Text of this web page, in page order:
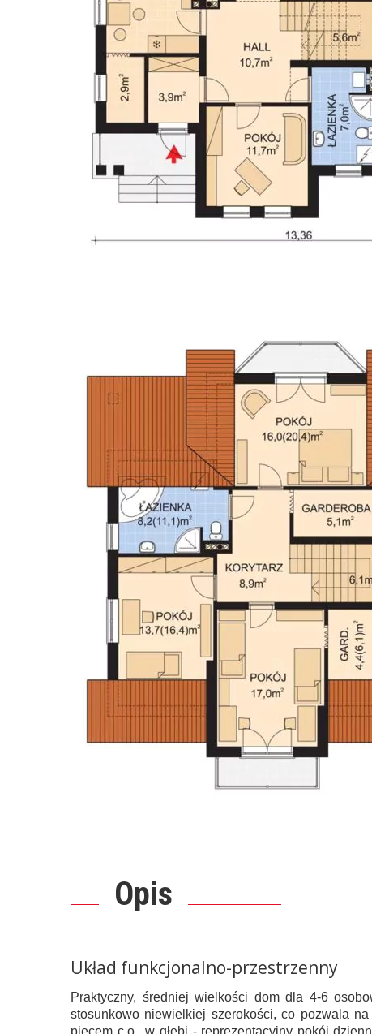
Opis
Układ funkcjonalno-przestrzenny
Praktyczny, średniej wielkości dom dla 4-6
stosunkowo niewielkiej szerokości, co pozwala